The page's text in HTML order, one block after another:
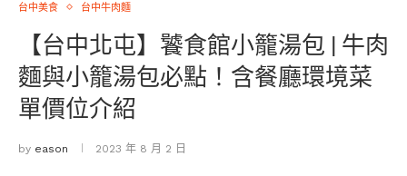
台中美食 台中牛肉麵
【台中北屯】饕食館小籠湯包 | 牛肉
麵與小籠湯包必點！含餐廳環境菜
單價位介紹
by eason 2023 年 8 月 2 日